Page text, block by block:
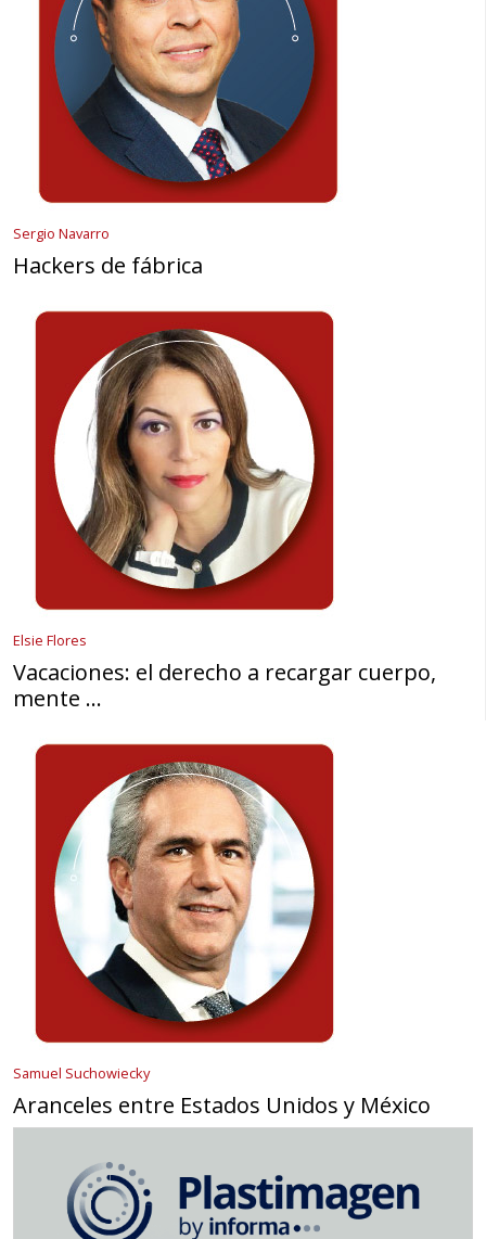
Sergio Navarro
Hackers de fábrica
Elsie Flores
Vacaciones: el derecho a recargar cuerpo,
mente …
Samuel Suchowiecky
Aranceles entre Estados Unidos y México